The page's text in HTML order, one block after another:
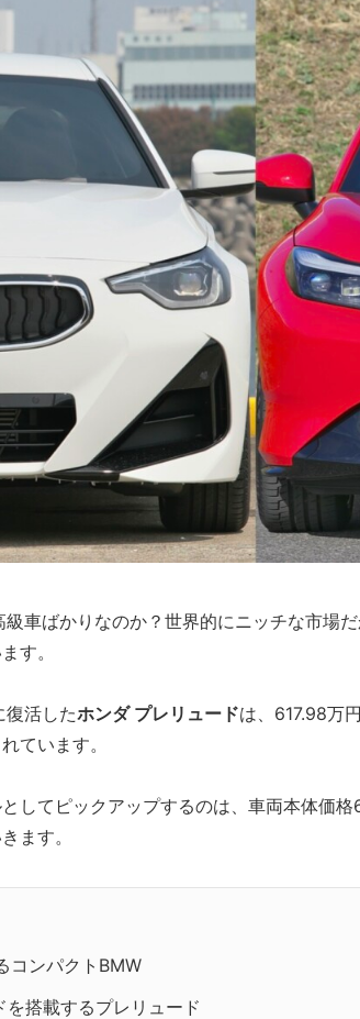
車ばかりなのか？世界的にニッチな市場
す。
活したホンダ プレリュードは、617.98万
ています。
してピックアップするのは、車両本体価
ます。
コンパクトBMW
を搭載するプレリュード